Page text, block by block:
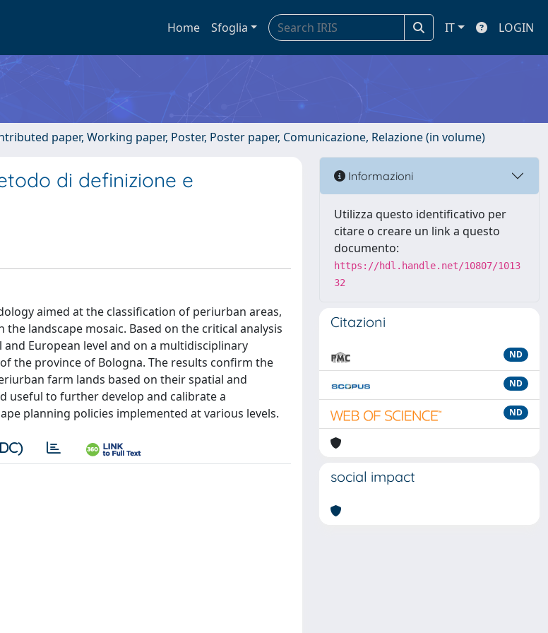
Home Sfoglia IT LOGIN
paper, Working paper, Poster, Poster paper, Comunicazione, Relazione (in volume)
di definizione e
aimed at the classification of periurban areas,
landscape mosaic. Based on the critical analysis
European level and on a multidisciplinary
the province of Bologna. The results confirm the
farm lands based on their spatial and
useful to further develop and calibrate a
planning policies implemented at various levels.
Informazioni
Utilizza questo identificativo per
citare o creare un link a questo
documento:
https://hdl.handle.net/10807/1013
32
Citazioni
ND
ND
ND
social impact